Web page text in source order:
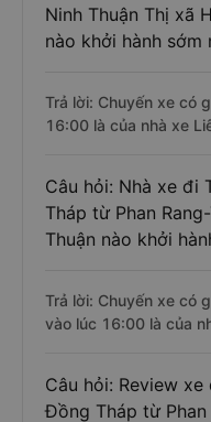
Ninh Thuận Thị xã
nào khởi hành sớm
Trả lời: Chuyến xe có
16:00 là của nhà xe
Câu hỏi: Nhà xe đi
Tháp từ Phan
Thuận nào khởi
Trả lời: Chuyến xe có
vào lúc 16:00 là của
Câu hỏi: Review
Đồng Tháp từ Phan